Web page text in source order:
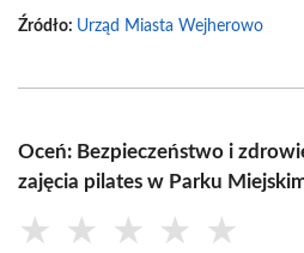
Źródło: Urząd Miasta Wejherowo
Oceń: Bezpieczeństwo i
zajęcia pilates w Parku
★ ★ ★ ★ ★